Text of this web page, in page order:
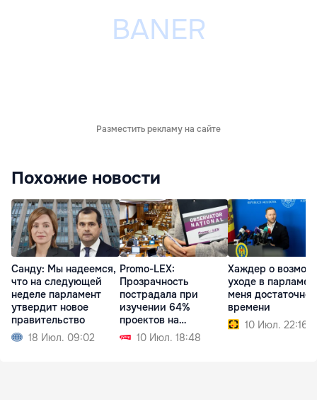
Разместить рекламу на сайте
Похожие новости
Санду: Мы надеемся,
что на следующей
неделе парламент
утвердит новое
правительство
18 Июл. 09:02
Promo-LEX:
Прозрачность
пострадала при
изучении 64%
проектов на
заседании
парламента
10 Июл. 18:48
Хаждер о
уходе в
меня достаточно
времени
10 Июл. 22:16